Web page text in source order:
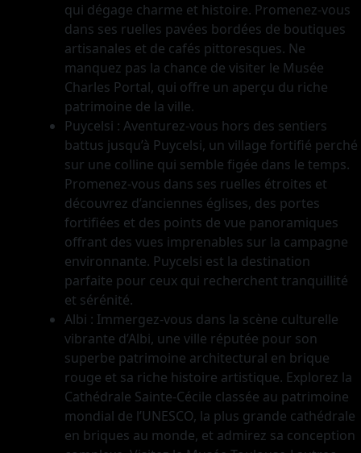
qui dégage charme et histoire. Promenez-vous
dans ses ruelles pavées bordées de boutiques
artisanales et de cafés pittoresques. Ne
manquez pas la chance de visiter le Musée
Charles Portal, qui offre un aperçu du riche
patrimoine de la ville.
Puycelsi : Aventurez-vous hors des sentiers
battus jusqu’à Puycelsi, un village fortifié perché
sur une colline qui semble figée dans le temps.
Promenez-vous dans ses ruelles étroites et
découvrez d’anciennes églises, des portes
fortifiées et des points de vue panoramiques
offrant des vues imprenables sur la campagne
environnante. Puycelsi est la destination
parfaite pour ceux qui recherchent tranquillité
et sérénité.
Albi : Immergez-vous dans la scène culturelle
vibrante d’Albi, une ville réputée pour son
superbe patrimoine architectural en brique
rouge et sa riche histoire artistique. Explorez la
Cathédrale Sainte-Cécile classée au patrimoine
mondial de l’UNESCO, la plus grande cathédrale
en briques au monde, et admirez sa conception